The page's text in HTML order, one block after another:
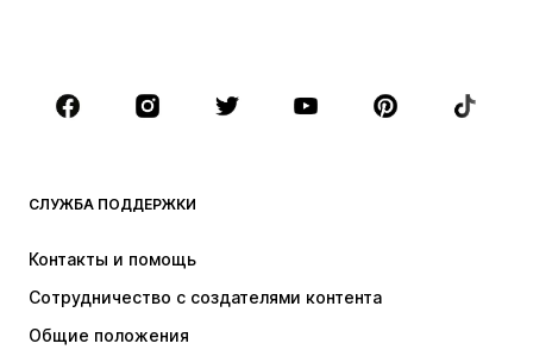
Аксессуары
Премиум
НОВИНКИ
Куртки
Белье
СЛУЖБА ПОДДЕРЖКИ
Контакты и помощь
Сотрудничество с создателями контента
Общие положения